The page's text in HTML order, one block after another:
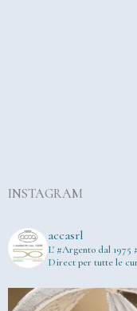
INSTAGRAM
accasrl
L' #Argento dal 1975
Direct per tutte le